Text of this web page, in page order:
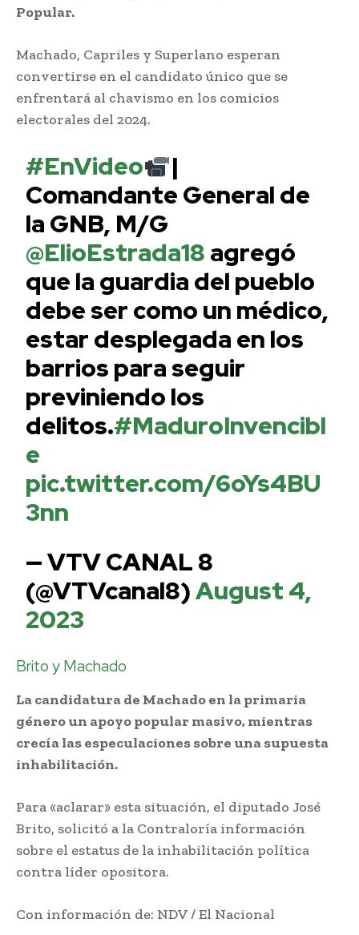
Popular.
Machado, Capriles y Superlano esperan
convertirse en el candidato único que se
enfrentará al chavismo en los comicios
electorales del 2024.
#EnVideo
|
Comandante General de
la GNB, M/G
@ElioEstrada18 agregó
que la guardia del pueblo
debe ser como un médico,
estar desplegada en los
barrios para seguir
previniendo los
delitos.#MaduroInvencibl
e
pic.twitter.com/6oYs4BU
3nn
— VTV CANAL 8
(@VTVcanal8)August 4,
2023
Brito y Machado
La candidatura de Machado en la primaria
género un apoyo popular masivo, mientras
crecía las especulaciones sobre una supuesta
inhabilitación.
Para «aclarar» esta situación, el diputado José
Brito, solicitó a la Contraloría información
sobre el estatus de la inhabilitación política
contra líder opositora.
Con información de: NDV / El Nacional